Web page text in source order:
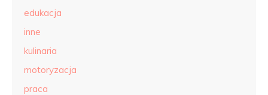
edukacja
inne
kulinaria
motoryzacja
praca